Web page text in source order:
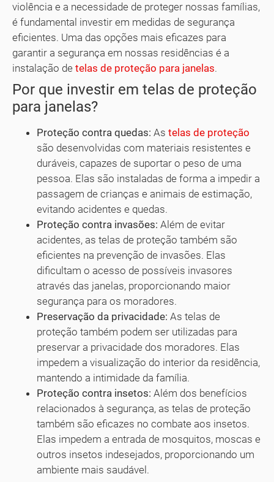
violência e a necessidade de proteger nossas famílias,
é fundamental investir em medidas de segurança
eficientes. Uma das opções mais eficazes para
garantir a segurança em nossas residências é a
instalação de telas de proteção para janelas.
Por que investir em telas de proteção
para janelas?
Proteção contra quedas: As telas de proteção
são desenvolvidas com materiais resistentes e
duráveis, capazes de suportar o peso de uma
pessoa. Elas são instaladas de forma a impedir a
passagem de crianças e animais de estimação,
evitando acidentes e quedas.
Proteção contra invasões: Além de evitar
acidentes, as telas de proteção também são
eficientes na prevenção de invasões. Elas
dificultam o acesso de possíveis invasores
através das janelas, proporcionando maior
segurança para os moradores.
Preservação da privacidade: As telas de
proteção também podem ser utilizadas para
preservar a privacidade dos moradores. Elas
impedem a visualização do interior da residência,
mantendo a intimidade da família.
Proteção contra insetos: Além dos benefícios
relacionados à segurança, as telas de proteção
também são eficazes no combate aos insetos.
Elas impedem a entrada de mosquitos, moscas e
outros insetos indesejados, proporcionando um
ambiente mais saudável.